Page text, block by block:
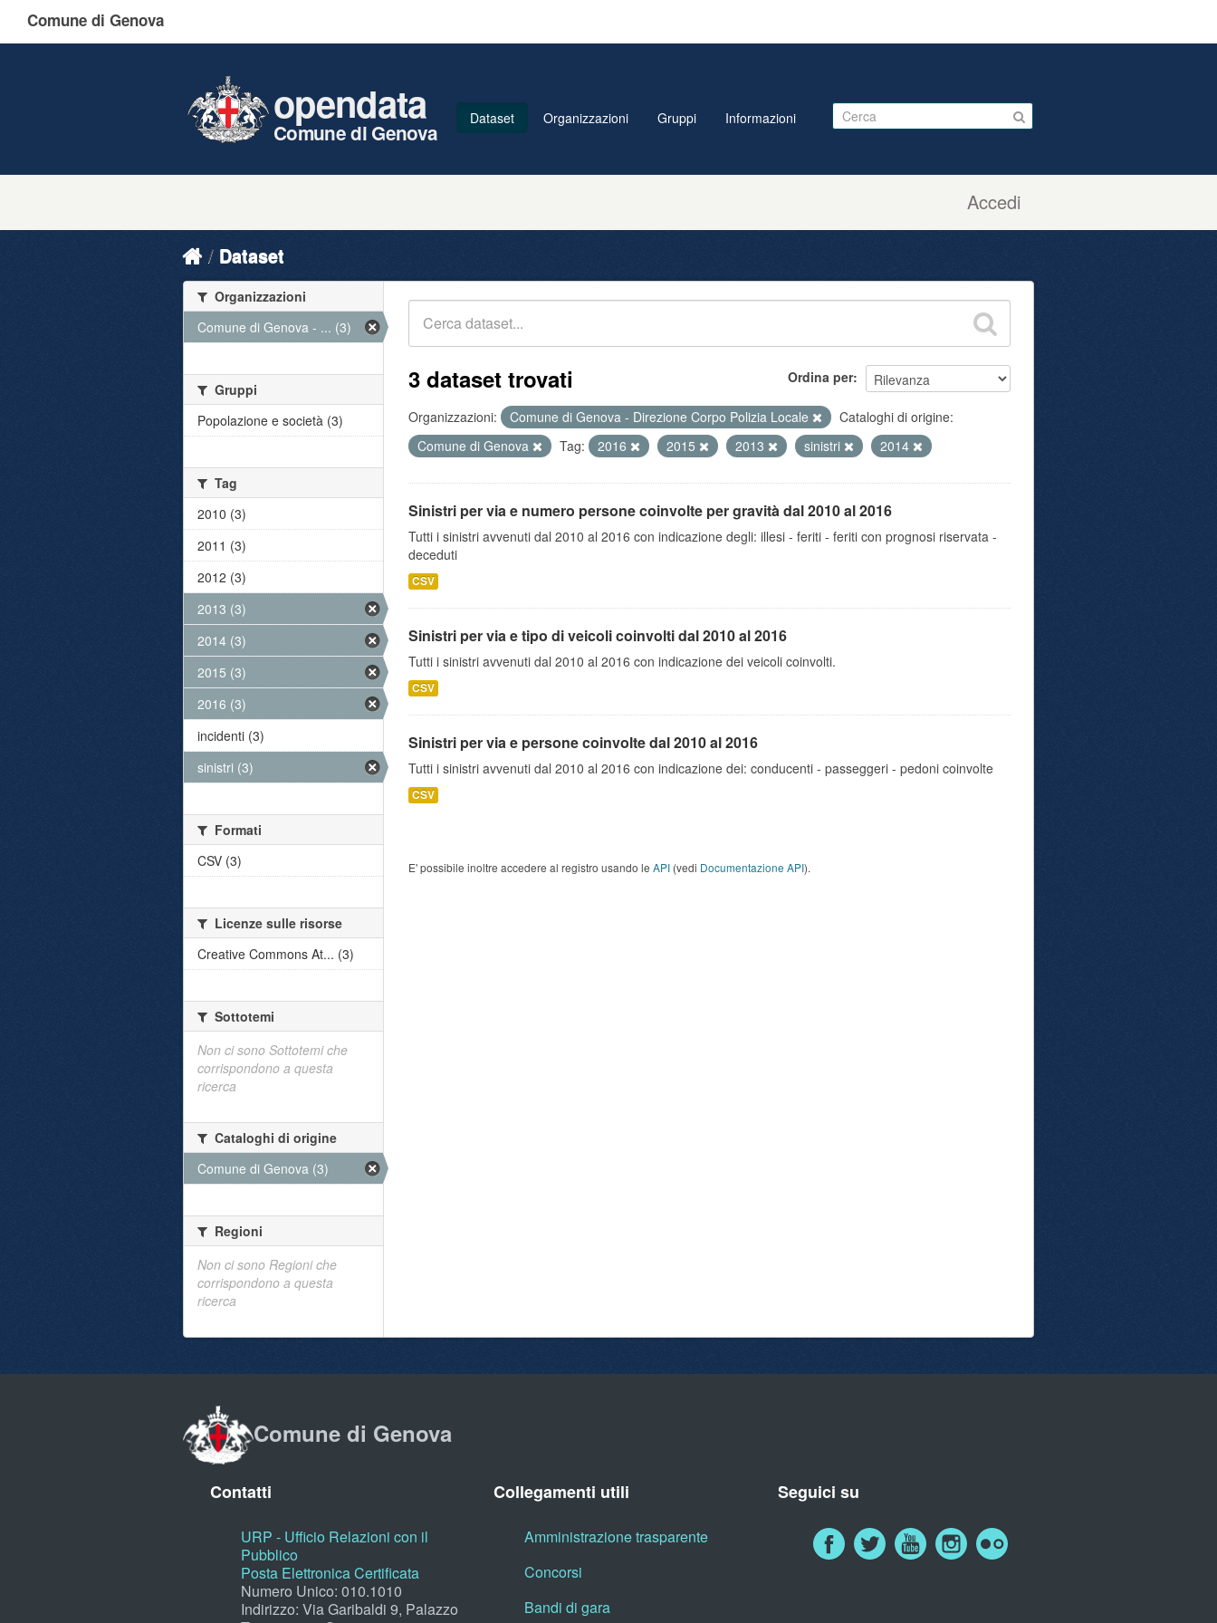
Comune di Genova
Accedi
opendata
Comune di Genova
Dataset Organizzazioni Gruppi Informazioni
Dataset
Ordina per
3 dataset trovati
Organizzazioni: Comune di Genova - Direzione Corpo Polizia Locale
Cataloghi di origine:
Comune di Genova
Tag: 2016 2015 2013 sinistri 2014
Sinistri per via e numero persone coinvolte per gravità dal 2010 al 2016
Tutti i sinistri avvenuti dal 2010 al 2016 con indicazione degli: illesi - feriti - feriti con prognosi riservata -
deceduti
CSV
Sinistri per via e tipo di veicoli coinvolti dal 2010 al 2016
Tutti i sinistri avvenuti dal 2010 al 2016 con indicazione dei veicoli coinvolti.
CSV
Sinistri per via e persone coinvolte dal 2010 al 2016
Tutti i sinistri avvenuti dal 2010 al 2016 con indicazione dei: conducenti - passeggeri - pedoni coinvolte
CSV
E' possibile inoltre accedere al registro usando le API (vedi Documentazione API).
Organizzazioni
Comune di Genova - ... (3)
Gruppi
Popolazione e società (3)
Tag
2010 (3)
2011 (3)
2012 (3)
2013 (3)
2014 (3)
2015 (3)
2016 (3)
incidenti (3)
sinistri (3)
Formati
CSV (3)
Licenze sulle risorse
Creative Commons At... (3)
Sottotemi
Non ci sono Sottotemi che
corrispondono a questa
ricerca
Cataloghi di origine
Comune di Genova (3)
Regioni
Non ci sono Regioni che
corrispondono a questa
ricerca
Comune di Genova
Contatti
URP - Ufficio Relazioni con il
Pubblico
Posta Elettronica Certificata
Numero Unico: 010.1010
Indirizzo: Via Garibaldi 9, Palazzo
Collegamenti utili
Amministrazione trasparente
Concorsi
Bandi di gara
Seguici su